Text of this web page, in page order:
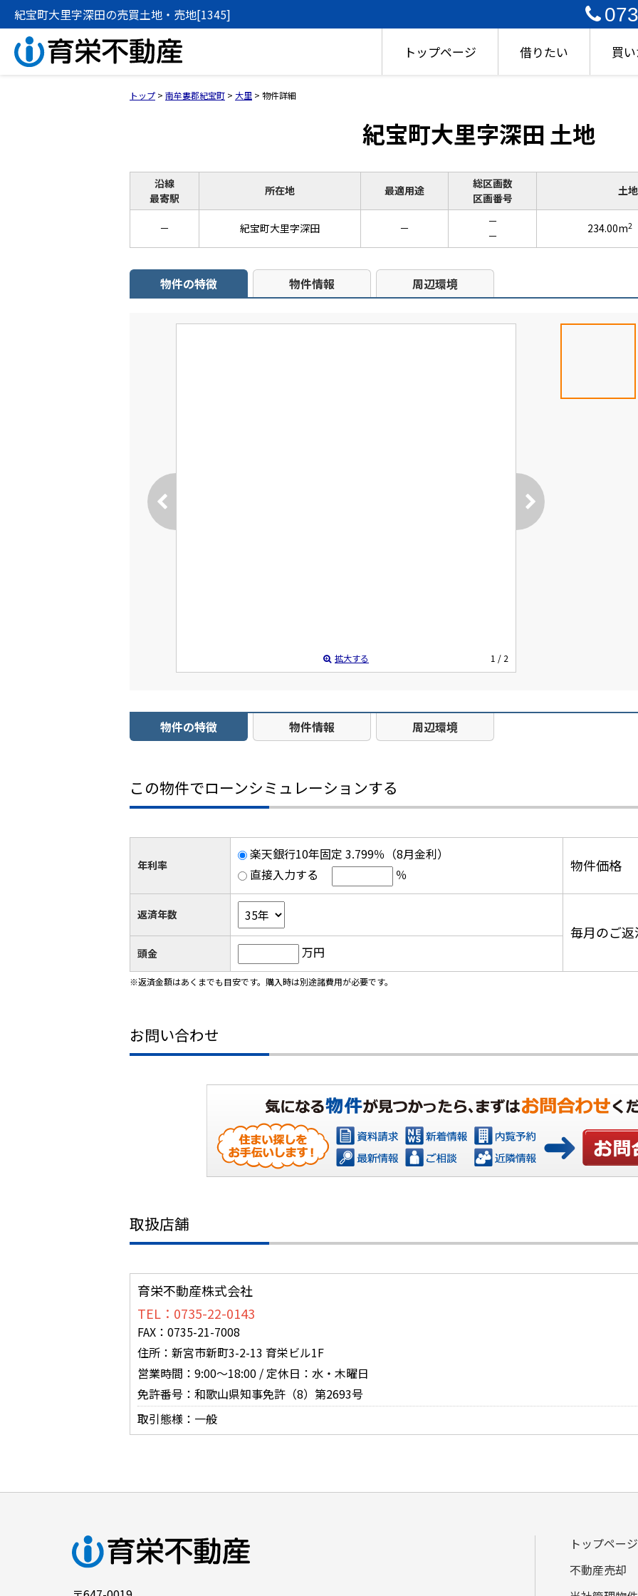
紀宝町大里字深田の売買土地・売地[1345]
トップページ 借りたい 買
トップ > 南牟婁郡紀宝町 > 大里 > 物件詳細
紀宝町大里字深田 土地
沿線
最寄駅
所在地 最適用途
総区画数
区画番号
土
－ 紀宝町大里字深田 －
－
－
234.00m2
物件の特徴 物件情報 周辺環境
拡大する 1 / 2
物件の特徴 物件情報 周辺環境
この物件でローンシミュレーションする
年利率
楽天銀行10年固定 3.799％（8月金利）
直接入力する
％ 物件価格
返済年数
毎月のご
頭金 万円
※返済金額はあくまでも目安です。購入時は別途諸費用が必要です。
お問い合わせ
お問い合
取扱店舗
育栄不動産株式会社
TEL：0735-22-0143
FAX：0735-21-7008
住所：新宮市新町3-2-13 育栄ビル1F
営業時間：9:00～18:00 / 定休日：水・木曜日
免許番号：和歌山県知事免許（8）第2693号
取引態様：一般
トップページ
不動産売却